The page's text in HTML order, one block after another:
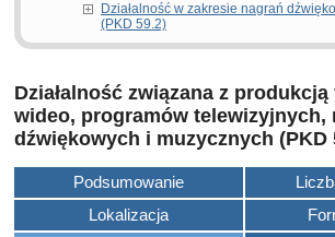
Działalność w zakresie nagrań
(PKD 59.2)
Działalność związana z
wideo, programów telewizyjnych,
dźwiękowych i muzycznych (PKD
Podsumowanie
Lokalizacja